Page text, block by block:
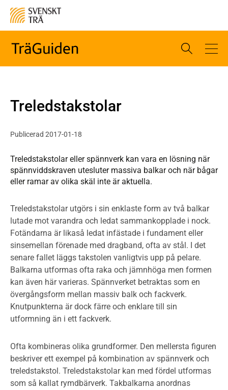
Treledstakstolar
Publicerad 2017-01-18
Treledstakstolar eller spännverk kan vara en lösning när
spännviddskraven utesluter massiva balkar och när bågar
eller ramar av olika skäl inte är aktuella.
Treledstakstolar utgörs i sin enklaste form av två balkar
lutade mot varandra och ledat sammankopplade i nock.
Fotändarna är likaså ledat infästade i fundament eller
sinsemellan förenade med dragband, ofta av stål. I det
senare fallet läggs takstolen vanligtvis upp på pelare.
Balkarna utformas ofta raka och jämnhöga men formen
kan även här varieras. Spännverket betraktas som en
övergångsform mellan massiv balk och fackverk.
Knutpunkterna är dock färre och enklare till sin
utformning än i ett fackverk.
Ofta kombineras olika grundformer. Den mellersta figuren
beskriver ett exempel på kombination av spännverk och
treledstakstol. Treledstakstolar kan med fördel utformas
som så kallat rymdbärverk. Takbalkarna anordnas